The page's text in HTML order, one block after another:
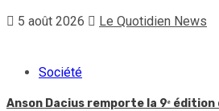
5 août 2026 Le Quotidien News
Société
Anson Dacius remporte la 9ᵉ édition